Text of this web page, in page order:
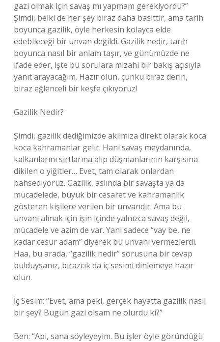
gazi olmak için savaş mı yapmam gerekiyordu?”
Şimdi, belki de her şey biraz daha basittir, ama tarih
boyunca gazilik, öyle herkesin kolayca elde
edebileceği bir unvan değildi. Gazilik nedir, tarih
boyunca nasıl bir anlam taşır, ve günümüzde ne
ifade eder, işte bu sorulara mizahi bir bakış açısıyla
yanıt arayacağım. Hazır olun, çünkü biraz derin,
biraz eğlenceli bir keşfe çıkıyoruz!
Gazilik Nedir?
Şimdi, gazilik dediğimizde aklımıza direkt olarak koca
koca kahramanlar gelir. Hani savaş meydanında,
kalkanlarını sırtlarına alıp düşmanlarının karşısına
dikilen o yiğitler… Evet, tam olarak onlardan
bahsediyoruz. Gazilik, aslında bir savaşta ya da
mücadelede, büyük bir cesaret ve kahramanlık
gösteren kişilere verilen bir unvandır. Ama bu
unvanı almak için işin içinde yalnızca savaş değil,
mücadele ve azim de var. Yani sadece “vay be, ne
kadar cesur adam” diyerek bu unvanı vermezlerdi.
Haa, bu arada, “gazilik nedir” sorusuna bir cevap
bulduysanız, birazcık da iç sesimi dinlemeye hazır
olun.
İç Sesim: “Evet, ama peki, gerçek hayatta gazilik nasıl
bir şey? Bugün gazi olsam ne olurdu ki?”
Ben: “Abi, sana söyleyeyim. Bu işler öyle göründüğü